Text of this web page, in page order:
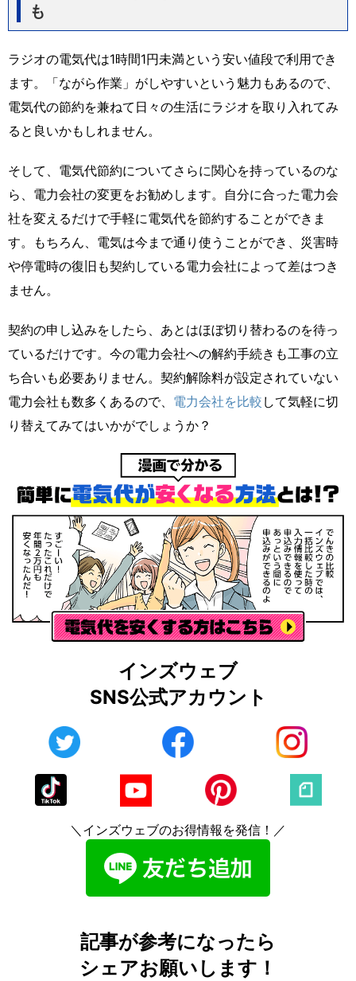
も
ラジオの電気代は1時間1円未満という安い値段で利用でき
ます。「ながら作業」がしやすいという魅力もあるので、
電気代の節約を兼ねて日々の生活にラジオを取り入れてみ
ると良いかもしれません。
そして、電気代節約についてさらに関心を持っているのな
ら、電力会社の変更をお勧めします。自分に合った電力会
社を変えるだけで手軽に電気代を節約することができま
す。もちろん、電気は今まで通り使うことができ、災害時
や停電時の復旧も契約している電力会社によって差はつき
ません。
契約の申し込みをしたら、あとはほぼ切り替わるのを待っ
ているだけです。今の電力会社への解約手続きも工事の立
ち合いも必要ありません。契約解除料が設定されていない
電力会社も数多くあるので、 電力会社を比較 して気軽に切
り替えてみてはいかがでしょうか？
インズウェブ
SNS公式アカウント
＼インズウェブのお得情報を発信！／
記事が参考になったら
シェアお願いします！